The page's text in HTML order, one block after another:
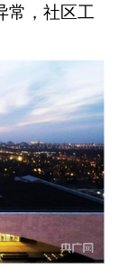
常，社区工